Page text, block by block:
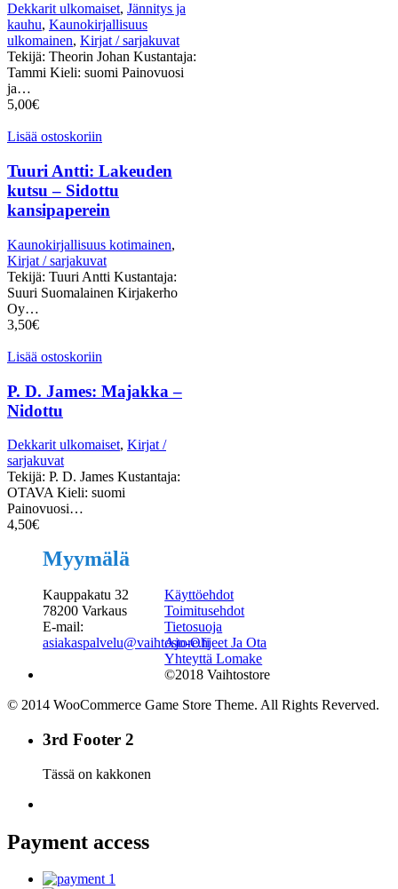
Dekkarit ulkomaiset, Jännitys ja
kauhu, Kaunokirjallisuus
ulkomainen, Kirjat / sarjakuvat
Tekijä: Theorin Johan Kustantaja:
Tammi Kieli: suomi Painovuosi
ja…
5,00€
Lisää ostoskoriin
Tuuri Antti: Lakeuden
kutsu – Sidottu
kansipaperein
Kaunokirjallisuus kotimainen,
Kirjat / sarjakuvat
Tekijä: Tuuri Antti Kustantaja:
Suuri Suomalainen Kirjakerho
Oy…
3,50€
Lisää ostoskoriin
P. D. James: Majakka –
Nidottu
Dekkarit ulkomaiset, Kirjat /
sarjakuvat
Tekijä: P. D. James Kustantaja:
OTAVA Kieli: suomi
Painovuosi…
4,50€
Myymälä
Kauppakatu 32
78200 Varkaus
E-mail:
asiakaspalvelu@vaihtostore.fi
Käyttöehdot
Toimitusehdot
Tietosuoja
Ajo-Ohjeet Ja Ota
Yhteyttä Lomake
©2018 Vaihtostore
© 2014 WooCommerce Game Store Theme. All Rights Reverved.
3rd Footer 2
Tässä on kakkonen
Payment access